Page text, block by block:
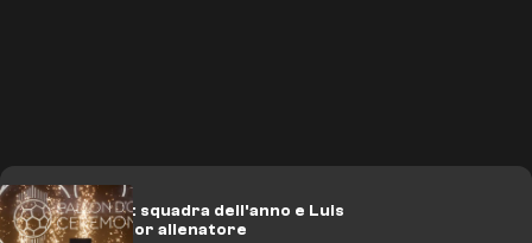
Dominio PSG: squadra dell'anno e Luis
Enrique miglior allenatore